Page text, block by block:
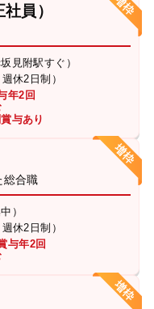
員）
見附駅すぐ）
休2日制）
年2回
与あり
総合職
）
休2日制）
与年2回